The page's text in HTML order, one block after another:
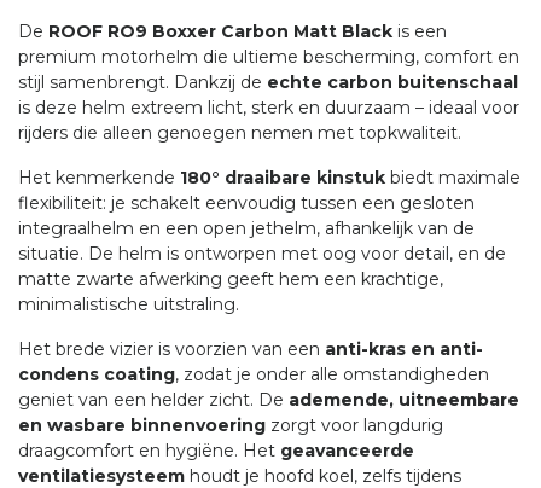
De ROOF RO9 Boxxer Carbon Matt Black is een
premium motorhelm die ultieme bescherming, comfort en
stijl samenbrengt. Dankzij de echte carbon buitenschaal
is deze helm extreem licht, sterk en duurzaam – ideaal voor
rijders die alleen genoegen nemen met topkwaliteit.
Het kenmerkende 180° draaibare kinstuk biedt maximale
flexibiliteit: je schakelt eenvoudig tussen een gesloten
integraalhelm en een open jethelm, afhankelijk van de
situatie. De helm is ontworpen met oog voor detail, en de
matte zwarte afwerking geeft hem een krachtige,
minimalistische uitstraling.
Het brede vizier is voorzien van een anti-kras en anti-
condens coating, zodat je onder alle omstandigheden
geniet van een helder zicht. De ademende, uitneembare
en wasbare binnenvoering zorgt voor langdurig
draagcomfort en hygiëne. Het geavanceerde
ventilatiesysteem houdt je hoofd koel, zelfs tijdens